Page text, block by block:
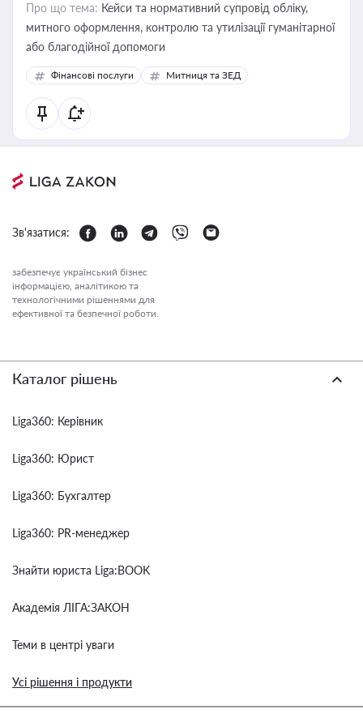
Про що тема: Кейси та нормативний супровід обліку,
митного оформлення, контролю та утилізації гуманітарної
або благодійної допомоги
Фінансові послуги Митниця та ЗЕД
Зв'язатися:
забезпечує український бізнес
інформацією, аналітикою та
технологічними рішеннями для
ефективної та безпечної роботи.
Каталог рішень
Liga360: Керівник
Liga360: Юрист
Liga360: Бухгалтер
Liga360: PR-менеджер
Знайти юриста Liga:BOOK
Академія ЛІГА:ЗАКОН
Теми в центрі уваги
Усі рішення і продукти